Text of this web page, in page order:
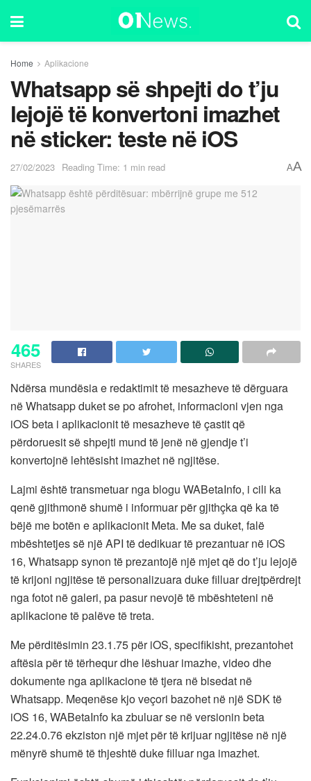
Home Aplikacione
Whatsapp së shpejti do t’ju
lejojë të konvertoni imazhet
në sticker: teste në iOS
27/02/2023 Reading Time: 1 min read AA
465
SHARES
Ndërsa mundësia e redaktimit të mesazheve të dërguara
në Whatsapp duket se po afrohet, informacioni vjen nga
iOS beta i aplikacionit të mesazheve të çastit që
përdoruesit së shpejti mund të jenë në gjendje t’i
konvertojnë lehtësisht imazhet në ngjitëse.
Lajmi është transmetuar nga blogu WABetaInfo, i cili ka
qenë gjithmonë shumë i informuar për gjithçka që ka të
bëjë me botën e aplikacionit Meta. Me sa duket, falë
mbështetjes së një API të dedikuar të prezantuar në iOS
16, Whatsapp synon të prezantojë një mjet që do t’ju lejojë
të krijoni ngjitëse të personalizuara duke filluar drejtpërdrejt
nga fotot në galeri, pa pasur nevojë të mbështeteni në
aplikacione të palëve të treta.
Me përditësimin 23.1.75 për iOS, specifikisht, prezantohet
aftësia për të tërhequr dhe lëshuar imazhe, video dhe
dokumente nga aplikacione të tjera në bisedat në
Whatsapp. Meqenëse kjo veçori bazohet në një SDK të
iOS 16, WABetaInfo ka zbuluar se në versionin beta
22.24.0.76 ekziston një mjet për të krijuar ngjitëse në një
mënyrë shumë të thjeshtë duke filluar nga imazhet.